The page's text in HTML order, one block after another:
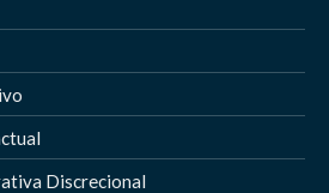
Discrecional